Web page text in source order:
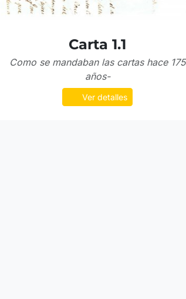
Carta 1.1
Como se mandaban las cartas hace 175
años-
Ver detalles